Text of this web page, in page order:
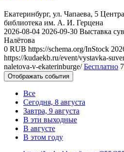
Екатеринбург, ул. Чапаева, 5
библиотека им. А. И. Герцена
2026-08-04 2026-09-30 Выставка
Налётова
0 RUB https://schema.org/InStock
https://kudaekb.ru/event/vystavka-
naletova-v-ekaterinburge/ Бесплатно
Отображать события
Все
Сегодня, 8 августа
Завтра, 9 августа
В эти выходные
В августе
В этом году